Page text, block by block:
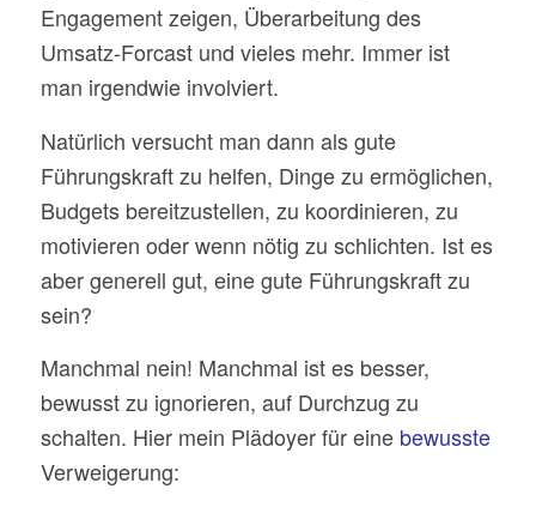
Engagement zeigen, Überarbeitung des
Umsatz-Forcast und vieles mehr. Immer ist
man irgendwie involviert.
Natürlich versucht man dann als gute
Führungskraft zu helfen, Dinge zu ermöglichen,
Budgets bereitzustellen, zu koordinieren, zu
motivieren oder wenn nötig zu schlichten. Ist es
aber generell gut, eine gute Führungskraft zu
sein?
Manchmal nein! Manchmal ist es besser,
bewusst zu ignorieren, auf Durchzug zu
schalten. Hier mein Plädoyer für eine bewusste
Verweigerung: